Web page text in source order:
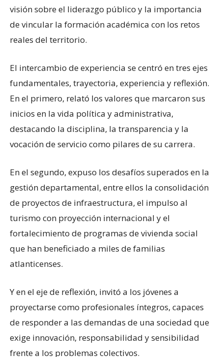
visión sobre el liderazgo público y la importancia
de vincular la formación académica con los retos
reales del territorio.
El intercambio de experiencia se centró en tres ejes
fundamentales, trayectoria, experiencia y reflexión.
En el primero, relató los valores que marcaron sus
inicios en la vida política y administrativa,
destacando la disciplina, la transparencia y la
vocación de servicio como pilares de su carrera.
En el segundo, expuso los desafíos superados en la
gestión departamental, entre ellos la consolidación
de proyectos de infraestructura, el impulso al
turismo con proyección internacional y el
fortalecimiento de programas de vivienda social
que han beneficiado a miles de familias
atlanticenses.
Y en el eje de reflexión, invitó a los jóvenes a
proyectarse como profesionales íntegros, capaces
de responder a las demandas de una sociedad que
exige innovación, responsabilidad y sensibilidad
frente a los problemas colectivos.